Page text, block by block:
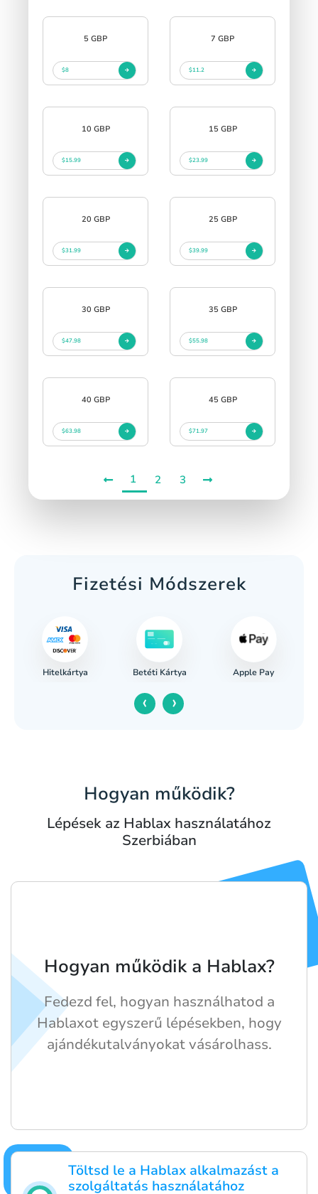
5 GBP
$8
7 GBP
$11.2
10 GBP
$15.99
15 GBP
$23.99
20 GBP
$31.99
25 GBP
$39.99
30 GBP
$47.98
35 GBP
$55.98
40 GBP
$63.98
45 GBP
$71.97
1 2 3
Fizetési Módszerek
Hitelkártya Betéti Kártya Apple Pay
‹ ›
Hogyan működik?
Lépések az Hablax használatához
Szerbiában
Töltsd le a Hablax alkalmazást a
szolgáltatás használatához
Hogyan működik a Hablax?
Fedezd fel, hogyan használhatod a
Hablaxot egyszerű lépésekben, hogy
ajándékutalványokat vásárolhass.